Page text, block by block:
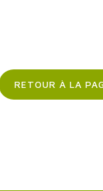
RETOUR À LA